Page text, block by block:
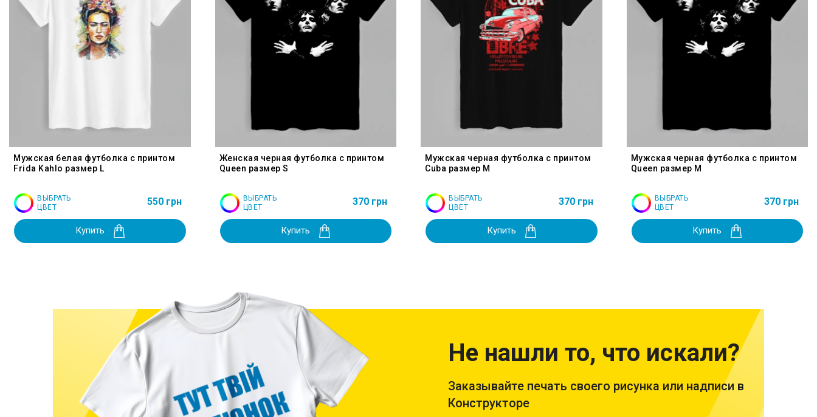
Мужская белая футболка с принтом
Frida Kahlo размер L
ВЫБРАТЬ
ЦВЕТ
550 грн
Купить
Женская черная футболка с принтом
Queen размер S
ВЫБРАТЬ
ЦВЕТ
370 грн
Купить
Мужская черная футболка с принтом
Cuba размер M
ВЫБРАТЬ
ЦВЕТ
370 грн
Купить
Мужская черная футболка с принтом
Queen размер M
ВЫБРАТЬ
ЦВЕТ
370 грн
Купить
Не нашли то, что искали?
Заказывайте печать своего рисунка или надписи в
Конструкторе